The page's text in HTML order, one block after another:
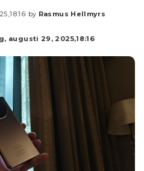
Posted
by Rasmus Hellmyrs
augusti 29, 2025,18:16